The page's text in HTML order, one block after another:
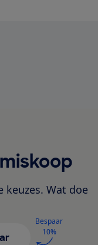
keuzes. Wat doe
Bespaar
10%